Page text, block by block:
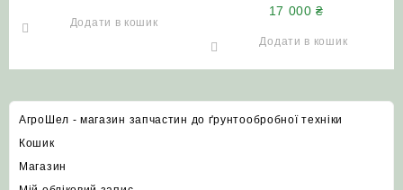
Додати в кошик
Т-17021 Т-17221
17 000₴
Додати в кошик
АгроШел - магазин запчастин до ґрунтообробної техніки
Кошик
Магазин